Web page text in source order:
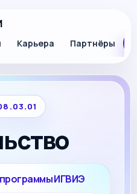
Карьера Партнёры
ИГВИЭ